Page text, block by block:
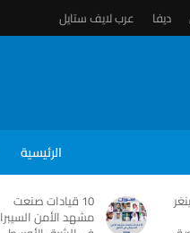
ديفا عرب لايف ستايل
الرئيسية
10 قيادات صنعت
مشهد الأمن